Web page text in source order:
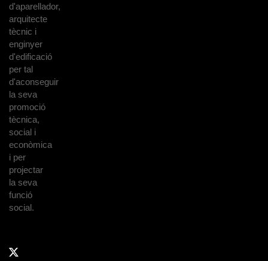
d'aparellador,
arquitecte
tècnic i
enginyer
d'edificació
per tal
d'aconseguir
la seva
promoció
tècnica,
social i
econòmica
i per
projectar
la seva
funció
social.